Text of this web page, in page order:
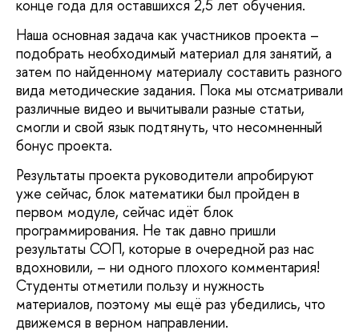
конце года для оставшихся 2,5 лет обучения.
Наша основная задача как участников проекта –
подобрать необходимый материал для занятий, а
затем по найденному материалу составить разного
вида методические задания. Пока мы отсматривали
различные видео и вычитывали разные статьи,
смогли и свой язык подтянуть, что несомненный
бонус проекта.
Результаты проекта руководители апробируют
уже сейчас, блок математики был пройден в
первом модуле, сейчас идёт блок
программирования. Не так давно пришли
результаты СОП, которые в очередной раз нас
вдохновили, – ни одного плохого комментария!
Студенты отметили пользу и нужность
материалов, поэтому мы ещё раз убедились, что
движемся в верном направлении.